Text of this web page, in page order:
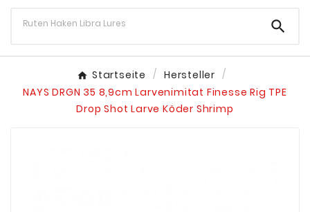

Startseite
Hersteller
NAYS DRGN 35 8,9cm Larvenimitat Finesse Rig TPE
Drop Shot Larve Köder Shrimp